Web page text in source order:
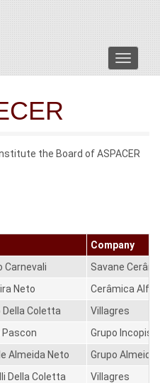
Menu
the Board of ASPACER
Company
Carnevali
Savane
Neto
Cerâmica
Coletta
Villagres
Pascon
Grupo
Almeida Neto
Grupo Almeida
Della Coletta
Villagres